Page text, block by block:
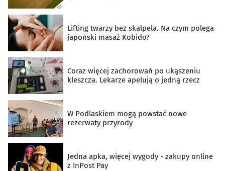
Lifting twarzy bez skalpela. Na czym polega
japoński masaż Kobido?
Coraz więcej zachorowań po ukąszeniu
kleszcza. Lekarze apelują o jedną rzecz
W Podlaskiem mogą powstać nowe
rezerwaty przyrody
Jedna apka, więcej wygody - zakupy online
z InPost Pay